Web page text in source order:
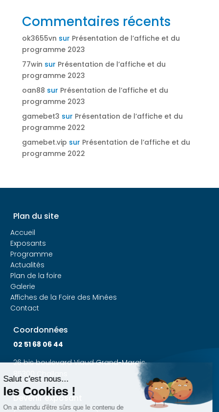
Commentaires récents
ok3655vn sur Présentation de l’affiche et du
programme 2023
77win sur Présentation de l’affiche et du
programme 2023
oan88 sur Présentation de l’affiche et du
programme 2023
gamebet3 sur Présentation de l’affiche et du
programme 2022
gamebet.vip sur Présentation de l’affiche et du
programme 2022
Plan du site
Accueil
Exposants
Programme
Actualités
Plan de la foire
Galerie
Affiches de la Foire des Minées
Contact
Coordonnées
02 51 68 06 44
26 bis boulevard Viaud Grand-Marais
85300 Challans
Devenir exposant